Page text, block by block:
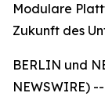
Modulare
Zukunft des
BERLIN und
NEWSWIRE) --